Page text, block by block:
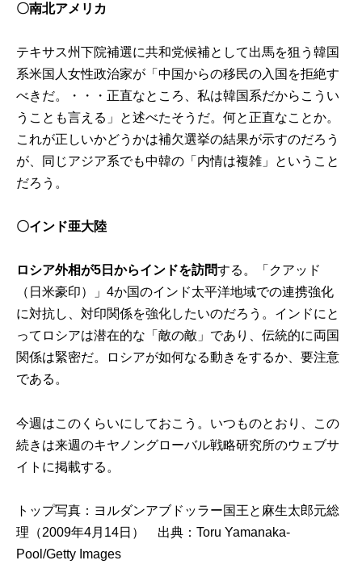
〇南北アメリカ
テキサス州下院補選に共和党候補として出馬を狙う韓国
系米国人女性政治家が「中国からの移民の入国を拒絶す
べきだ。・・・正直なところ、私は韓国系だからこうい
うことも言える」と述べたそうだ。何と正直なことか。
これが正しいかどうかは補欠選挙の結果が示すのだろう
が、同じアジア系でも中韓の「内情は複雑」ということ
だろう。
〇インド亜大陸
ロシア外相が5日からインドを訪問する。「クアッド
（日米豪印）」4か国のインド太平洋地域での連携強化
に対抗し、対印関係を強化したいのだろう。インドにと
ってロシアは潜在的な「敵の敵」であり、伝統的に両国
関係は緊密だ。ロシアが如何なる動きをするか、要注意
である。
今週はこのくらいにしておこう。いつものとおり、この
続きは来週のキヤノングローバル戦略研究所のウェブサ
イト に掲載する。
トップ写真：ヨルダンアブドッラー国王と麻生太郎元総
理（2009年4月14日） 出典：Toru Yamanaka-
Pool/Getty Images